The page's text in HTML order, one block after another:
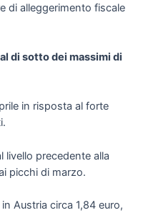
di alleggerimento fiscale
di sotto dei massimi di
in risposta al forte
livello precedente alla
picchi di marzo.
Austria circa 1,84 euro,